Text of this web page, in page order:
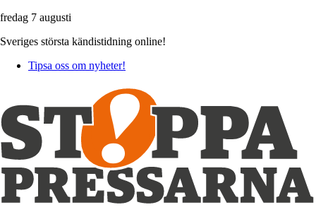
fredag 7 augusti
Sveriges största kändistidning online!
Tipsa oss om nyheter!